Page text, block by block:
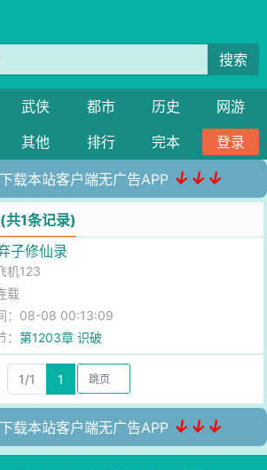
搜索
武侠 都市 历史
网游
其他 排行 完本 登录
载本站客户端无广告APP ↓↓↓
1条记录)
子修仙录
机123
载
：08-08 00:13:09
：第1203章 识破
1/1 1
载本站客户端无广告APP ↓↓↓